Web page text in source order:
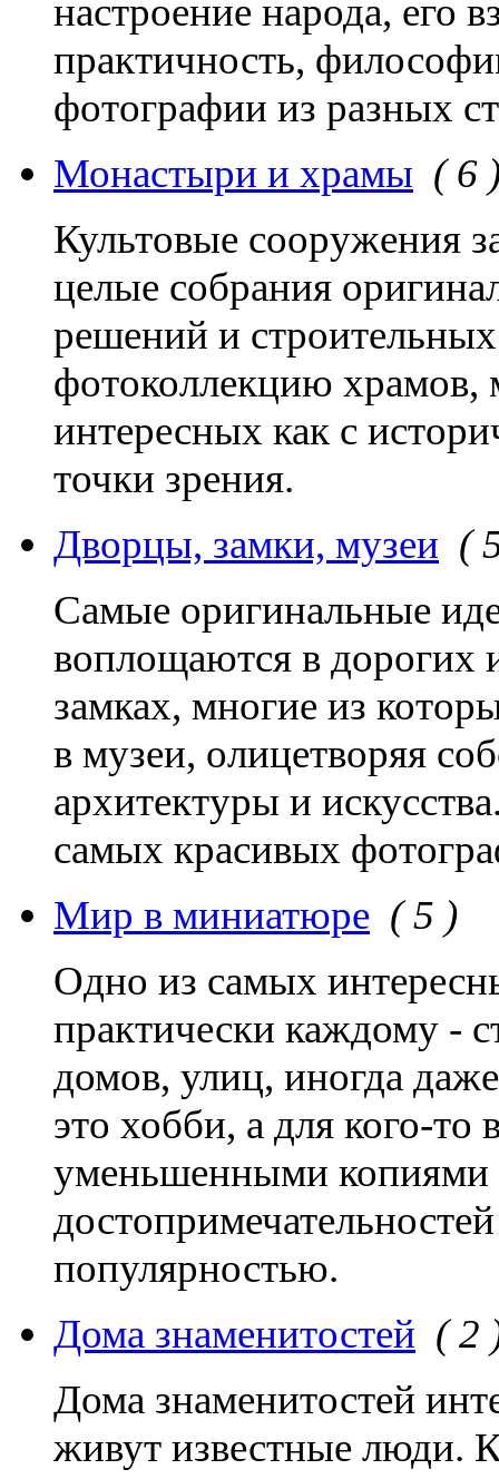
настроение народа, его
практичность,
фотографии из разных
Монастыри и храмы ( 6
Культовые сооружения
целые собрания
решений и
фотоколлекцию храмов,
интересных как с
точки зрения.
Дворцы, замки, музеи (
Самые оригинальные
воплощаются в дорогих
замках, многие из
в музеи, олицетворяя
архитектуры и
самых красивых
Мир в миниатюре ( 5 )
Одно из самых
практически каждому -
домов, улиц, иногда
это хобби, а для кого-
уменьшенными
популярностью.
Дома знаменитостей ( 2
Дома знаменитостей
живут известные люди.